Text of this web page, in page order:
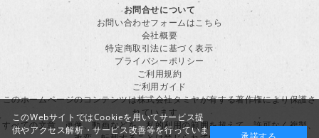
お問合せについて
お問い合わせフォームはこちら
会社概要
特定商取引法に基づく表示
プライバシーポリシー
ご利用規約
ご利用ガイド
このホームページのコンテンツは株式会社タミヤが有する著作権により保護さ
れています。
すべての文章、画像、動画などを、私的利用の範囲を超えて、許可なく複製、
このWebサイトではCookieを用いてサービス提
供やアクセス解析・サービス改善等を行っていま